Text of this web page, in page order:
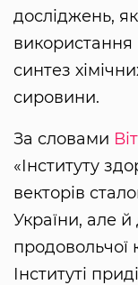
досліджень,
використання
синтез
сировини.
За словами
«Інституту
векторів
України, але
продовольчої
Інституті